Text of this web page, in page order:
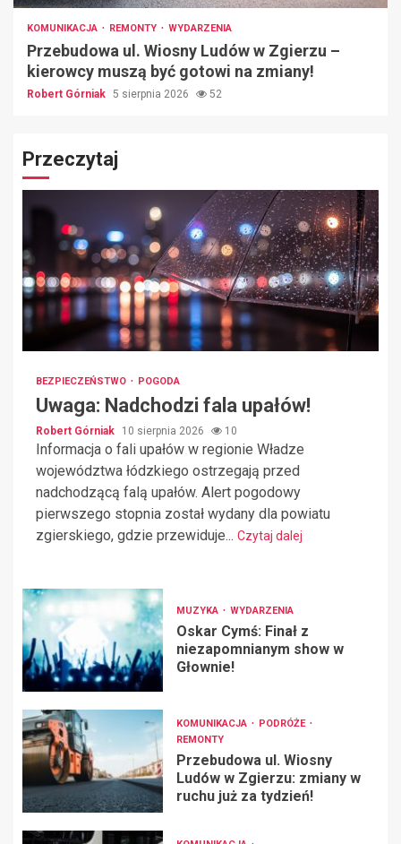
KOMUNIKACJA REMONTY WYDARZENIA
Przebudowa ul. Wiosny Ludów w Zgierzu –
kierowcy muszą być gotowi na zmiany!
Robert Górniak 5 sierpnia 2026 52
Przeczytaj
BEZPIECZEŃSTWO POGODA
Uwaga: Nadchodzi fala upałów!
Robert Górniak 10 sierpnia 2026 10
Informacja o fali upałów w regionie Władze
województwa łódzkiego ostrzegają przed
nadchodzącą falą upałów. Alert pogodowy
pierwszego stopnia został wydany dla powiatu
zgierskiego, gdzie przewiduje... Czytaj dalej
MUZYKA WYDARZENIA
Oskar Cymś: Finał z
niezapomnianym show w
Głownie!
KOMUNIKACJA
PODRÓŻE
REMONTY
Przebudowa ul. Wiosny
Ludów w Zgierzu: zmiany w
ruchu już za tydzień!